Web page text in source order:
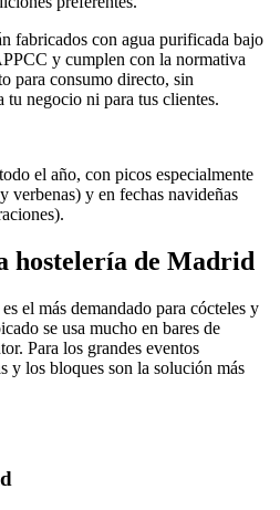
fabricados con agua purificada bajo
y cumplen con la normativa
para consumo directo, sin
tu negocio ni para tus clientes.
el año, con picos especialmente
verbenas) y en fechas navideñas
hostelería de Madrid
el más demandado para cócteles y
se usa mucho en bares de
Para los grandes eventos
y los bloques son la solución más